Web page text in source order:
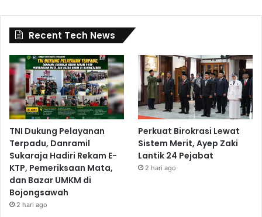
Recent Tech News
TNI Dukung Pelayanan
Terpadu, Danramil
Sukaraja Hadiri Rekam E-
KTP, Pemeriksaan Mata,
dan Bazar UMKM di
Bojongsawah
2 hari ago
Perkuat Birokrasi Lewat
Sistem Merit, Ayep Zaki
Lantik 24 Pejabat
2 hari ago